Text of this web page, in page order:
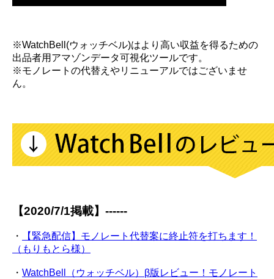
※WatchBell(ウォッチベル)はより高い収益を得るための
出品者用アマゾンデータ可視化ツールです。
※モノレートの代替えやリニューアルではございませ
ん。
【2020/7/1掲載】------
・
【緊急配信】モノレート代替案に終止符を打ちます！
（もりもとら様）
・ WatchBell（ウォッチベル）β版レビュー！モノレート